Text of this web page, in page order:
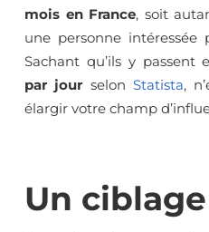
mois en France, soit
une personne intéressée
Sachant qu’ils y
par jour selon Statista,
élargir votre champ
Un